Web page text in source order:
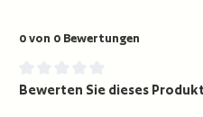
0 von 0 Bewertungen
Durchschnittliche Bewertung
Bewerten Sie dieses